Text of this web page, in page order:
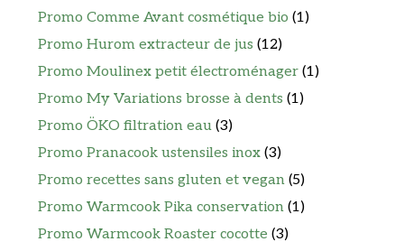
Promo Comme Avant cosmétique bio (1)
Promo Hurom extracteur de jus (12)
Promo Moulinex petit électroménager (1)
Promo My Variations brosse à dents (1)
Promo ÖKO filtration eau (3)
Promo Pranacook ustensiles inox (3)
Promo recettes sans gluten et vegan (5)
Promo Warmcook Pika conservation (1)
Promo Warmcook Roaster cocotte (3)